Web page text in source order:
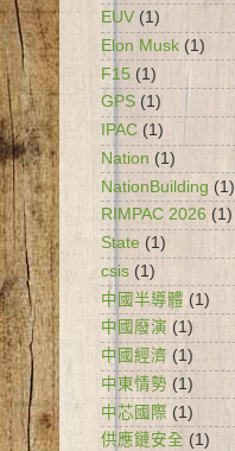
EUV (1)
Elon Musk (1)
F15 (1)
GPS (1)
IPAC (1)
Nation (1)
NationBuilding (1)
RIMPAC 2026 (1)
State (1)
csis (1)
中國半導體 (1)
中國廢演 (1)
中國經濟 (1)
中東情勢 (1)
中芯國際 (1)
供應鏈安全 (1)